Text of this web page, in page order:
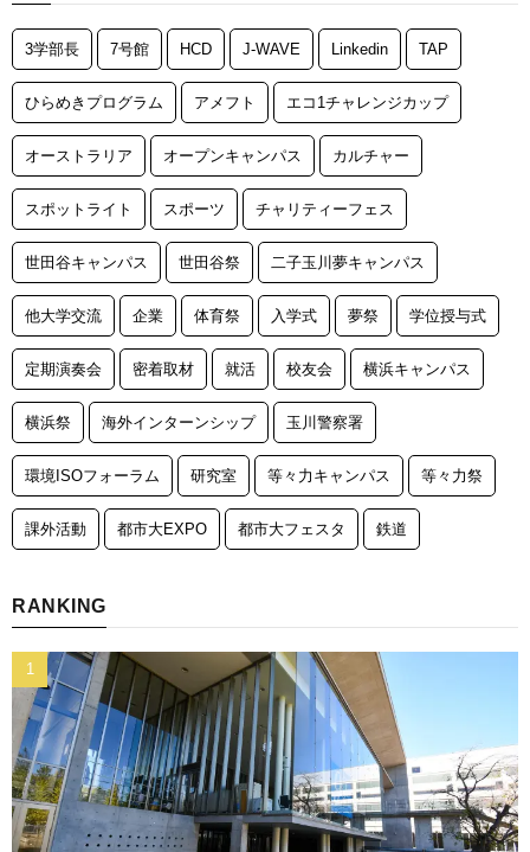
3学部長 7号館 HCD J-WAVE Linkedin TAP
ひらめきプログラム アメフト エコ1チャレンジカップ
オーストラリア オープンキャンパス カルチャー
スポットライト スポーツ チャリティーフェス
世田谷キャンパス 世田谷祭 二子玉川夢キャンパス
他大学交流 企業 体育祭 入学式 夢祭 学位授与式
定期演奏会 密着取材 就活 校友会 横浜キャンパス
横浜祭 海外インターンシップ 玉川警察署
環境ISOフォーラム 研究室 等々力キャンパス 等々力祭
課外活動 都市大EXPO 都市大フェスタ 鉄道
RANKING